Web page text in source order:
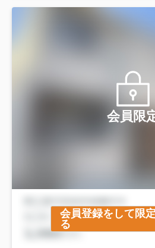
会員限
会員登録をして限
る